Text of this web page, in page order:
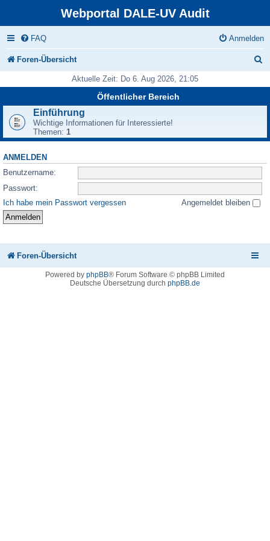
Webportal DALE-UV Audit
FAQ Anmelden
Foren-Übersicht
Aktuelle Zeit: Do 6. Aug 2026, 21:05
Öffentlicher Bereich
Einführung
Wichtige Informationen für Interessierte!
Themen: 1
ANMELDEN
Benutzername:
Passwort:
Ich habe mein Passwort vergessen
Angemeldet bleiben
Foren-Übersicht
Powered by phpBB® Forum Software © phpBB Limited
Deutsche Übersetzung durch phpBB.de